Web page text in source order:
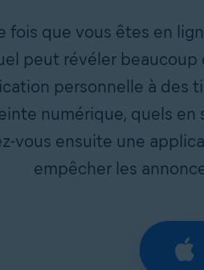
fois que vous êtes en
peut révéler beaucoup
personnelle à des
numérique, quels
vous ensuite une
empêcher les